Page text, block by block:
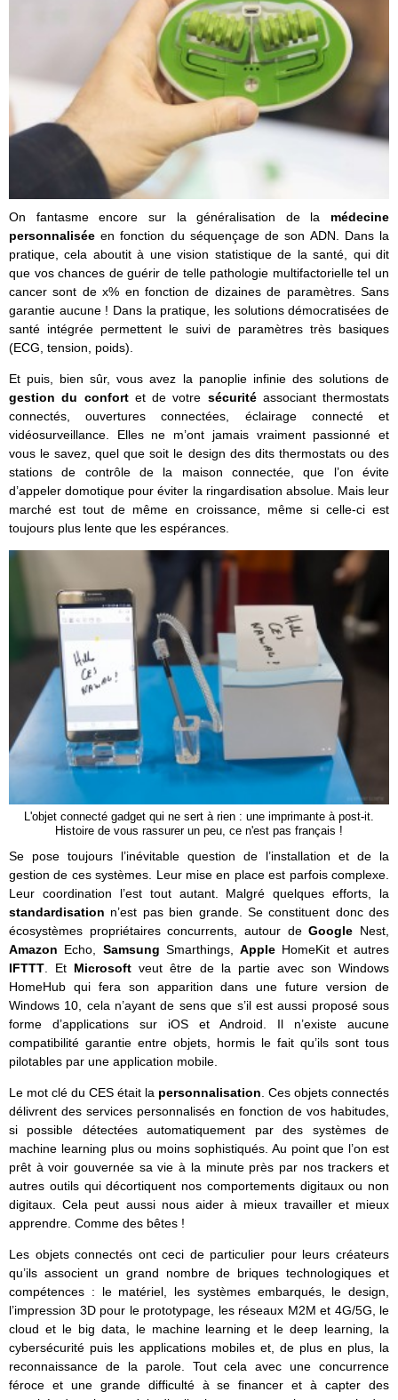
On fantasme encore sur la généralisation de la médecine
personnalisée en fonction du séquençage de son ADN. Dans la
pratique, cela aboutit à une vision statistique de la santé, qui dit
que vos chances de guérir de telle pathologie multifactorielle tel un
cancer sont de x% en fonction de dizaines de paramètres. Sans
garantie aucune ! Dans la pratique, les solutions démocratisées de
santé intégrée permettent le suivi de paramètres très basiques
(ECG, tension, poids).
Et puis, bien sûr, vous avez la panoplie infinie des solutions de
gestion du confortet de votre sécuritéassociant thermostats
connectés, ouvertures connectées, éclairage connecté et
vidéosurveillance. Elles ne m’ont jamais vraiment passionné et
vous le savez, quel que soit le design des dits thermostats ou des
stations de contrôle de la maison connectée, que l’on évite
d’appeler domotique pour éviter la ringardisation absolue. Mais leur
marché est tout de même en croissance, même si celle-ci est
toujours plus lente que les espérances.
L'objet connecté gadget qui ne sert à rien : une imprimante à post-it.
Histoire de vous rassurer un peu, ce n'est pas français !
Se pose toujours l’inévitable question de l’installation et de la
gestion de ces systèmes. Leur mise en place est parfois complexe.
Leur coordination l’est tout autant. Malgré quelques efforts, la
standardisation n’est pas bien grande. Se constituent donc des
écosystèmes propriétaires concurrents, autour deGoogle Nest,
Amazon Echo, Samsung Smarthings,Apple HomeKit et autres
IFTTT . Et Microsoft veut être de la partie avec son Windows
HomeHub qui fera son apparition dans une future version de
Windows 10, cela n’ayant de sens que s’il est aussi proposé sous
forme d’applications sur iOS et Android. Il n’existe aucune
compatibilité garantie entre objets, hormis le fait qu’ils sont tous
pilotables par une application mobile.
Le mot clé du CES était la personnalisation . Ces objets connectés
délivrent des services personnalisés en fonction de vos habitudes,
si possible détectées automatiquement par des systèmes de
machine learning plus ou moins sophistiqués. Au point que l’on est
prêt à voir gouvernée sa vie à la minute près par nos trackers et
autres outils qui décortiquent nos comportements digitaux ou non
digitaux. Cela peut aussi nous aider à mieux travailler et mieux
apprendre. Comme des bêtes !
Les objets connectés ont ceci de particulier pour leurs créateurs
qu’ils associent un grand nombre de briques technologiques et
compétences : le matériel, les systèmes embarqués, le design,
l’impression 3D pour le prototypage, les réseaux M2M et 4G/5G, le
cloud et le big data, le machine learning et le deep learning, la
cybersécurité puis les applications mobiles et, de plus en plus, la
reconnaissance de la parole. Tout cela avec une concurrence
féroce et une grande difficulté à se financer et à capter des